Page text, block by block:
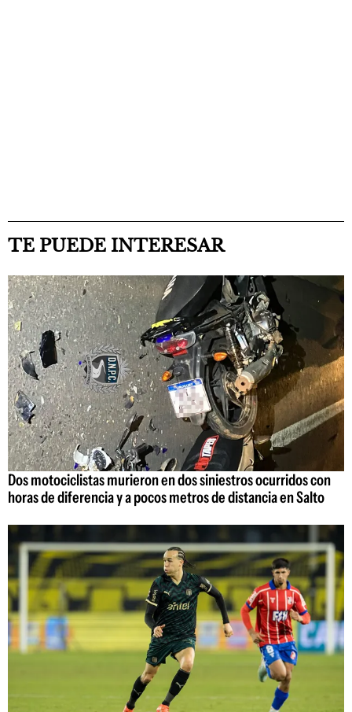
TE PUEDE INTERESAR
Dos motociclistas murieron en dos siniestros ocurridos con
horas de diferencia y a pocos metros de distancia en Salto